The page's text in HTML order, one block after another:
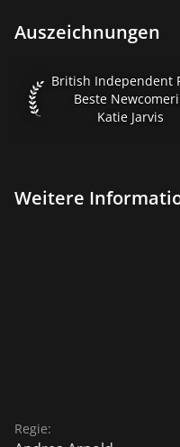
gebracht: Diese
sensationell
von der Straße weg
Michael Fassbender -
überraschenden
Auszeichnungen
British Independent
Beste
Katie Jarvis
Weitere
Regie: